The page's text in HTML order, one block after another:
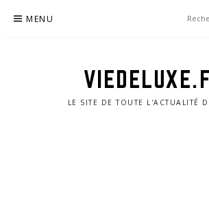
MENU
LE SITE DE TOUTE L'ACTUALITÉ